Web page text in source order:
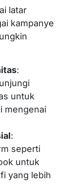
latar
kampanye
:
untuk
mengenai
:
seperti
untuk
yang lebih